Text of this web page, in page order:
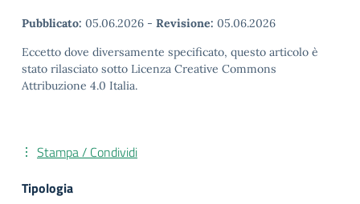
Pubblicato: 05.06.2026 - Revisione: 05.06.2026
Eccetto dove diversamente specificato, questo articolo è
stato rilasciato sotto Licenza Creative Commons
Attribuzione 4.0 Italia.
Stampa / Condividi
Tipologia